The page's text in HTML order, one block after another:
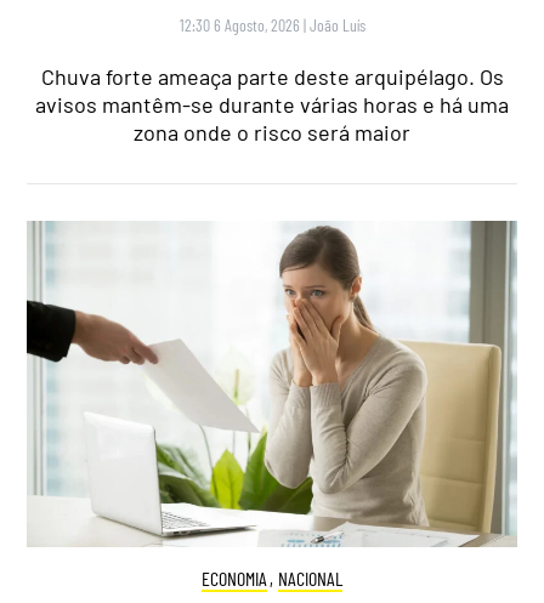
12:30 6 Agosto, 2026 |João Luís
Chuva forte ameaça parte deste arquipélago. Os
avisos mantêm-se durante várias horas e há uma
zona onde o risco será maior
ECONOMIA , NACIONAL